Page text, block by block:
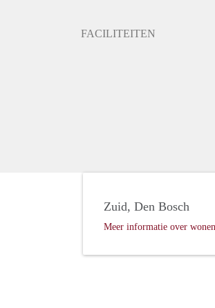
FACILITEITEN
Zuid, Den Bosch
Meer informatie over